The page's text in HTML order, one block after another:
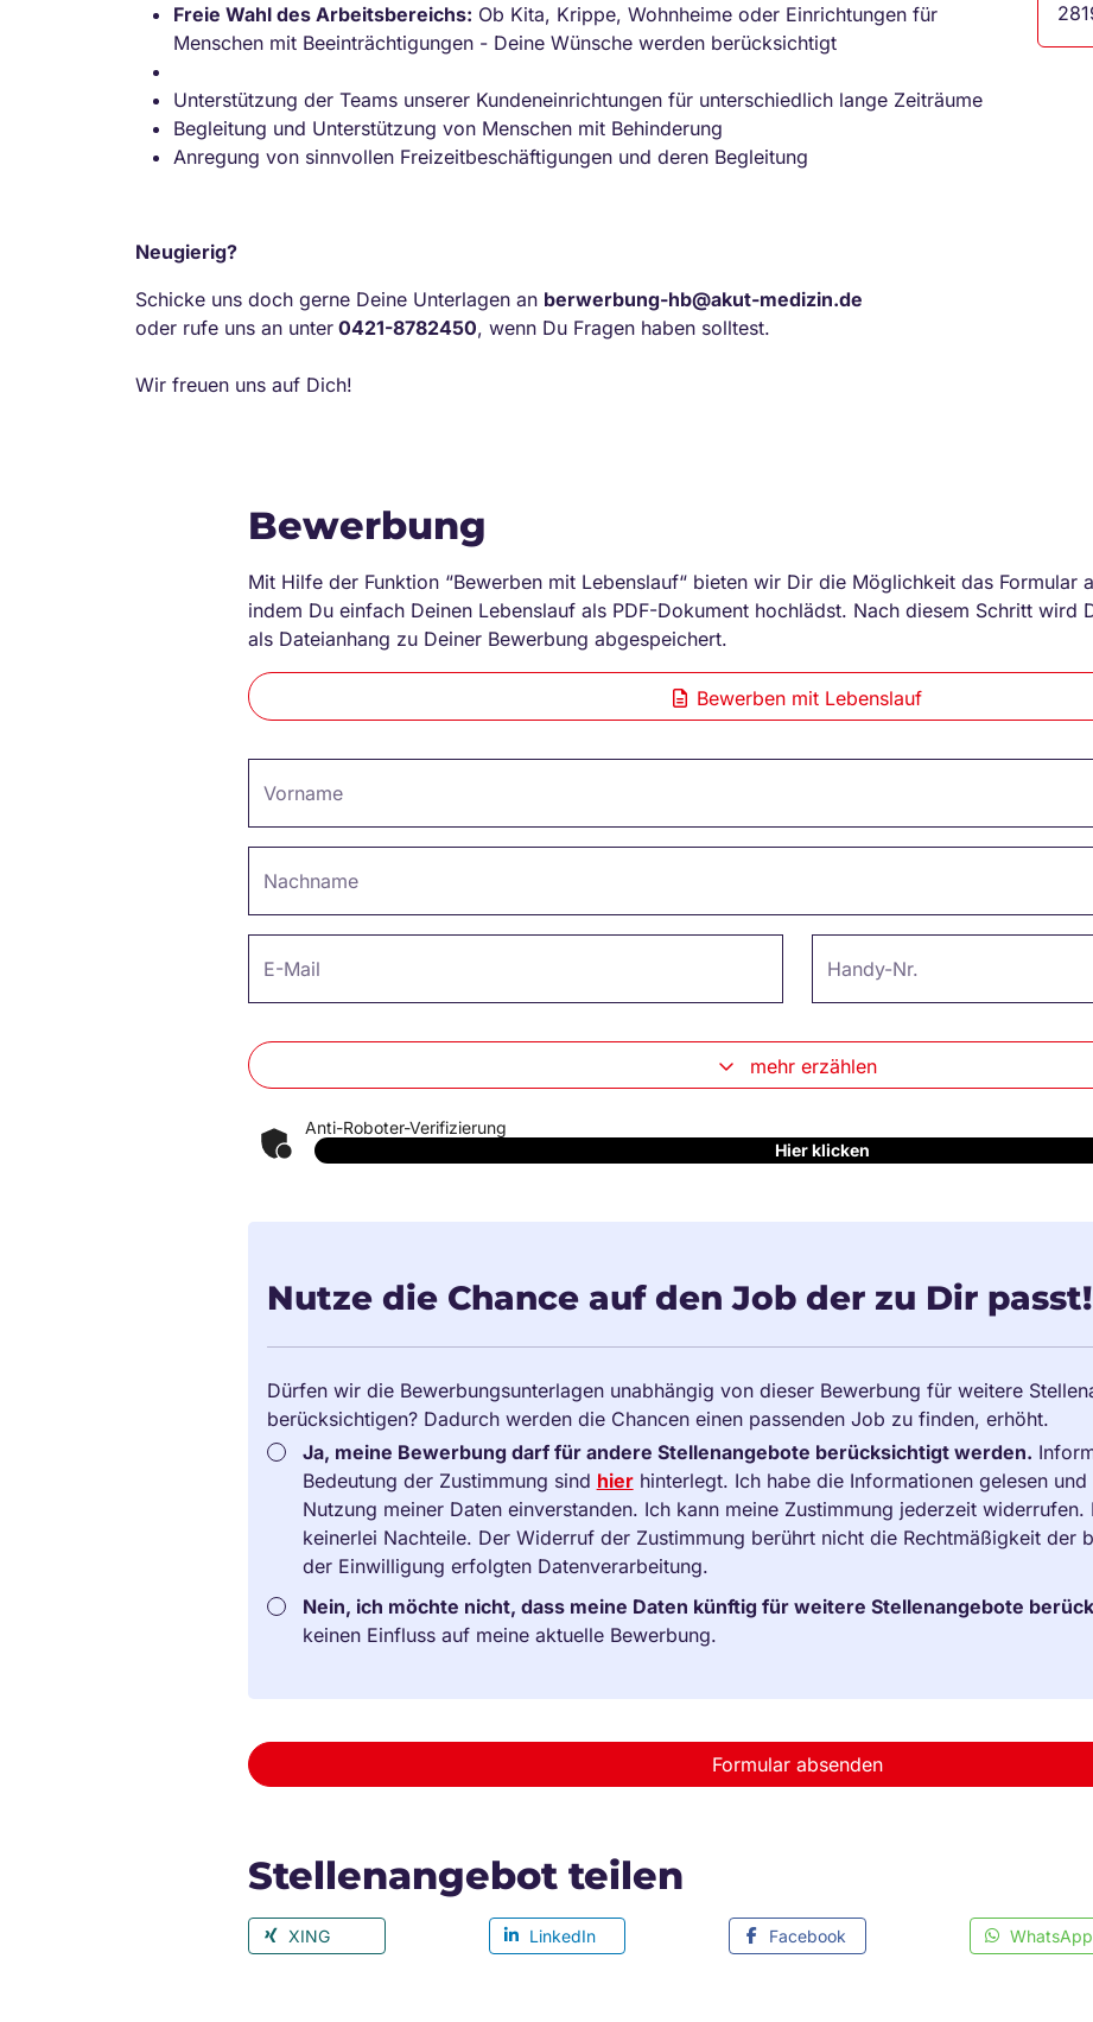
Freie Wahl des Arbeitsbereichs: Ob Kita, Krippe, Wohnheime oder Einrichtungen für
Menschen mit Beeinträchtigungen - Deine Wünsche werden berücksichtigt
Unterstützung der Teams unserer Kundeneinrichtungen für unterschiedlich lange Zeiträume
Begleitung und Unterstützung von Menschen mit Behinderung
Anregung von sinnvollen Freizeitbeschäftigungen und deren Begleitung
Neugierig?
Schicke uns doch gerne Deine Unterlagen an berwerbung-hb@akut-medizin.de
oder rufe uns an unter 0421-8782450, wenn Du Fragen haben solltest.
Wir freuen uns auf Dich!
Bewerbung
Mit Hilfe der Funktion “Bewerben mit Lebenslauf“ bieten wir Dir die Möglichkeit das Formular
indem Du einfach Deinen Lebenslauf als PDF-Dokument hochlädst. Nach diesem Schritt wird
als Dateianhang zu Deiner Bewerbung abgespeichert.
Bewerben mit Lebenslauf
Vorname
Nachname
E-Mail Handy-Nr.
mehr erzählen
Anti-Roboter-Verifizierung
Hier klicken
Nutze die Chance auf den Job der zu Dir passt!
Dürfen wir die Bewerbungsunterlagen unabhängig von dieser Bewerbung für weitere
berücksichtigen? Dadurch werden die Chancen einen passenden Job zu finden, erhöht.
Ja, meine Bewerbung darf für andere Stellenangebote berücksichtigt werden.
Bedeutung der Zustimmung sind hierhinterlegt. Ich habe die Informationen gelesen
Nutzung meiner Daten einverstanden. Ich kann meine Zustimmung jederzeit widerrufen.
keinerlei Nachteile. Der Widerruf der Zustimmung berührt nicht die Rechtmäßigkeit der
der Einwilligung erfolgten Datenverarbeitung.
Nein, ich möchte nicht, dass meine Daten künftig für weitere Stellenangebote
keinen Einfluss auf meine aktuelle Bewerbung.
Formular absenden
Stellenangebot teilen
XING LinkedIn Facebook WhatsApp